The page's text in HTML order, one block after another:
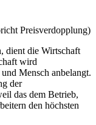
Preisverdopplung)
dient die Wirtschaft
wird
Mensch anbelangt.
der
das dem Betrieb,
den höchsten